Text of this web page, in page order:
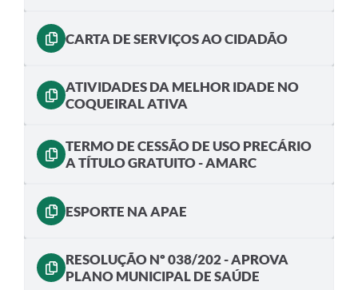
CARTA DE SERVIÇOS AO CIDADÃO
ATIVIDADES DA MELHOR IDADE NO
COQUEIRAL ATIVA
TERMO DE CESSÃO DE USO PRECÁRIO
A TÍTULO GRATUITO - AMARC
ESPORTE NA APAE
RESOLUÇÃO Nº 038/202 - APROVA
PLANO MUNICIPAL DE SAÚDE